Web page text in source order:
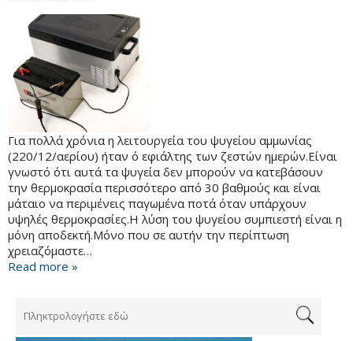
Για πολλά χρόνια η λειτουργεία του ψυγείου αμμωνίας
(220/12/αερίου) ήταν ό εφιάλτης των ζεστών ημερών.Είναι
γνωστό ότι αυτά τα ψυγεία δεν μπορούν να κατεβάσουν
την θερμοκρασία περισσότερο από 30 βαθμούς και είναι
μάταιο να περιμένεις παγωμένα ποτά όταν υπάρχουν
υψηλές θερμοκρασίες.Η λύση του ψυγείου συμπιεστή είναι η
μόνη αποδεκτή.Μόνο που σε αυτήν την περίπτωση
χρειαζόμαστε…
Read more »